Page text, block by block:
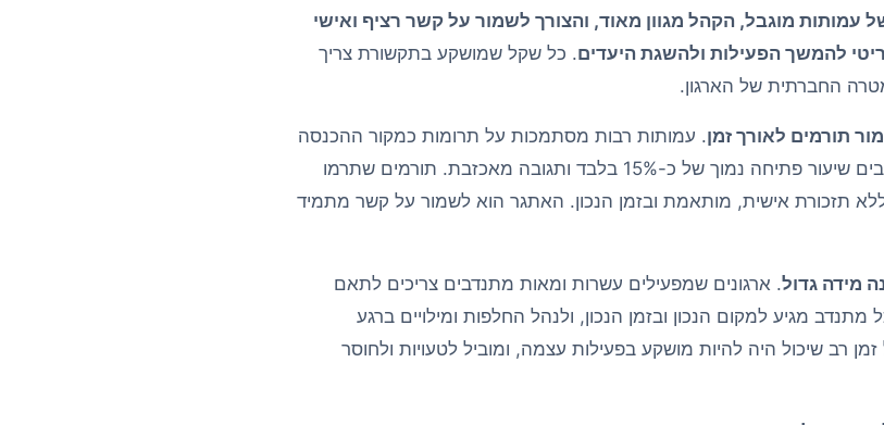
עמותות מוגבל, הקהל מגוון מאוד, והצורך לשמור על קשר רציף ואישי
להמשך הפעילות ולהשגת היעדים. כל שקל שמושקע בתקשורת צריך
החברתית של הארגון.
תורמים לאורך זמן. עמותות רבות מסתמכות על תרומות כמקור ההכנסה
העיקרי שלהן, אך קמפיינים במייל מניבים שיעור פתיחה נמוך של כ-15% בלבד ותגובה מאכזבת. תורמים שתרמו
תזכורת אישית, מותאמת ובזמן הנכון. האתגר הוא לשמור על קשר מתמיד
מידה גדול. ארגונים שמפעילים עשרות ומאות מתנדבים צריכים לתאם
מגיע למקום הנכון ובזמן הנכון, ולנהל החלפות ומילויים ברגע
זמן רב שיכול היה להיות מושקע בפעילות עצמה, ומוביל לטעויות ולחוסר